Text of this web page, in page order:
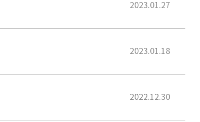
2023.01.27
2023.01.18
2022.12.30